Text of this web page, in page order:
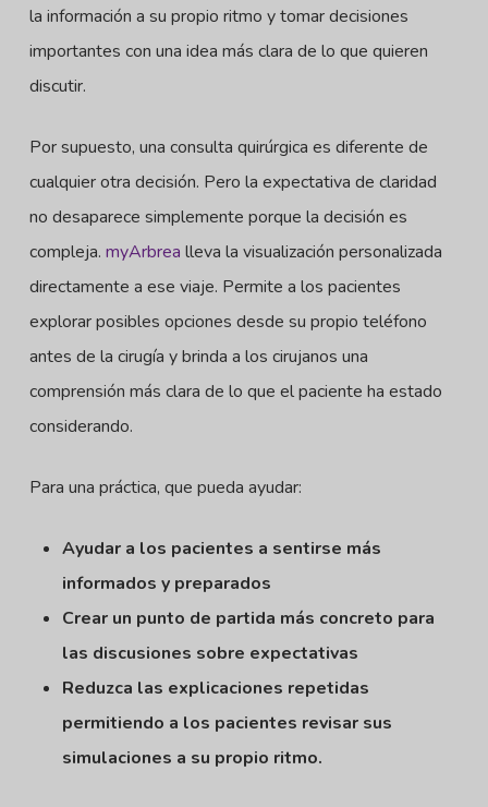
la información a su propio ritmo y tomar decisiones
importantes con una idea más clara de lo que quieren
discutir.
Por supuesto, una consulta quirúrgica es diferente de
cualquier otra decisión. Pero la expectativa de claridad
no desaparece simplemente porque la decisión es
compleja. myArbrea lleva la visualización personalizada
directamente a ese viaje. Permite a los pacientes
explorar posibles opciones desde su propio teléfono
antes de la cirugía y brinda a los cirujanos una
comprensión más clara de lo que el paciente ha estado
considerando.
Para una práctica, que pueda ayudar:
Ayudar a los pacientes a sentirse más
informados y preparados
Crear un punto de partida más concreto para
las discusiones sobre expectativas
Reduzca las explicaciones repetidas
permitiendo a los pacientes revisar sus
simulaciones a su propio ritmo.